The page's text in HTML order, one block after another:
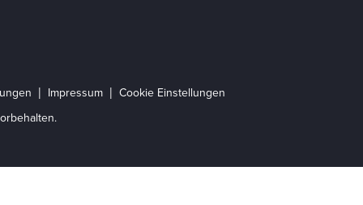
Impressum
Cookie Einstellungen